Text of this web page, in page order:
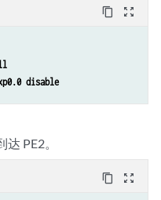
content_copy zoom_out_map
disable
PE2。
content_copy zoom_out_map